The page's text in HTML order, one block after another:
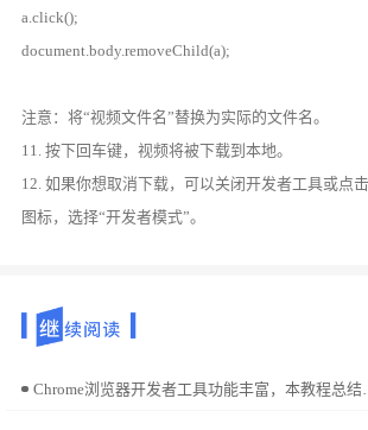
a.click();
document.body.removeChild(a);
注意：将“视频文件名”替换为实际的文件名。
11. 按下回车键，视频将被下载到本地。
12. 如果你想取消下载，可以关闭开发者工具或点
图标，选择“开发者模式”。
Chrome浏览器开发者工具功能丰富，本教程总结操作技巧和实操经验，帮助开发者高效调试网页并优化性能。